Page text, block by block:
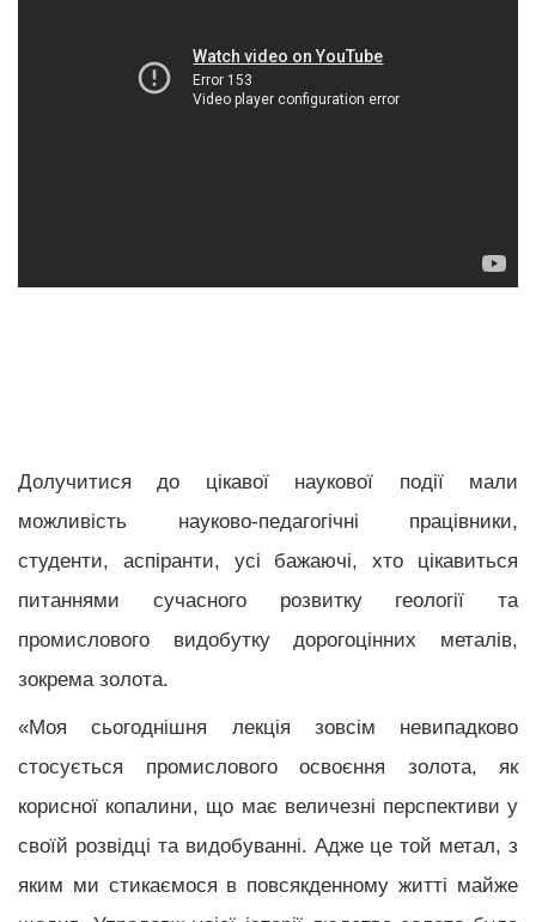
Долучитися до цікавої наукової події мали
можливість науково-педагогічні працівники,
студенти, аспіранти, усі бажаючі, хто цікавиться
питаннями сучасного розвитку геології та
промислового видобутку дорогоцінних металів,
зокрема золота.
«Моя сьогоднішня лекція зовсім невипадково
стосується промислового освоєння золота, як
корисної копалини, що має величезні перспективи у
своїй розвідці та видобуванні. Адже це той метал, з
яким ми стикаємося в повсякденному житті майже